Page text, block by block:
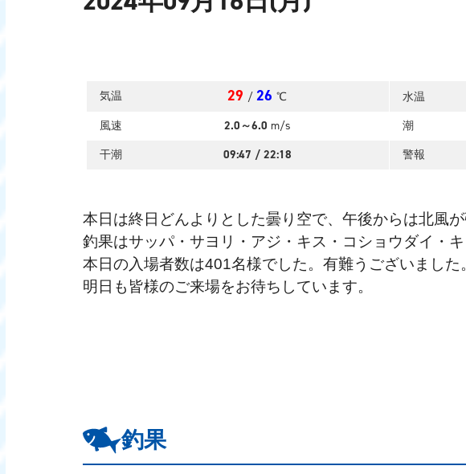
気温 29 / 26 ℃ 水温
風速
2.0～6.0 m/s 潮
干潮
09:47 / 22:18 警報
本日は終日どんよりとした曇り空で、午後からは北風が
釣果はサッパ・サヨリ・アジ・キス・コショウダイ・
本日の入場者数は401名様でした。有難うございました
明日も皆様のご来場をお待ちしています。
釣果